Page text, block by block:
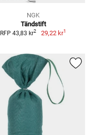
NGK
Tändstift
RFP 43,83 kr2 29,22 kr1